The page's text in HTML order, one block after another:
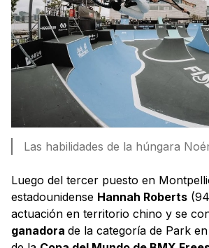
Las habilidades de la húngara
Luego del tercer puesto en
estadounidense Hannah Roberts
actuación en territorio chino y se
ganadora de la categoría de Park